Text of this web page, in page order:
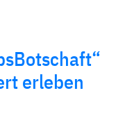
erleben